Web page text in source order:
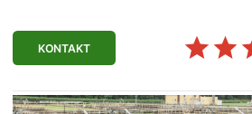
KONTAKT